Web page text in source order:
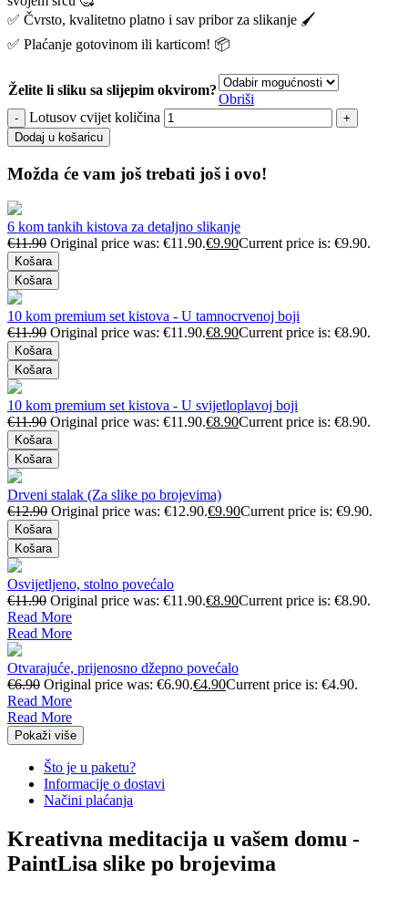
✅ Čvrsto, kvalitetno platno i sav pribor za slikanje 🖌️
✅ Plaćanje gotovinom ili karticom! 📦
Želite li sliku sa slijepim okvirom?
Obriši
Lotusov cvijet količina
Dodaj u košaricu
Možda će vam još trebati još i ovo!
6 kom tankih kistova za detaljno slikanje
€11.90 Original price was: €11.90.€9.90Current price is: €9.90.
Košara
Košara
10 kom premium set kistova - U tamnocrvenoj boji
€11.90 Original price was: €11.90.€8.90Current price is: €8.90.
Košara
Košara
10 kom premium set kistova - U svijetloplavoj boji
€11.90 Original price was: €11.90.€8.90Current price is: €8.90.
Košara
Košara
Drveni stalak (Za slike po brojevima)
€12.90 Original price was: €12.90.€9.90Current price is: €9.90.
Košara
Košara
Osvijetljeno, stolno povećalo
€11.90 Original price was: €11.90.€8.90Current price is: €8.90.
Read More
Read More
Otvarajuće, prijenosno džepno povećalo
€6.90 Original price was: €6.90.€4.90Current price is: €4.90.
Read More
Read More
Pokaži više
Što je u paketu?
Informacije o dostavi
Načini plaćanja
Kreativna meditacija u vašem domu -
PaintLisa slike po brojevima